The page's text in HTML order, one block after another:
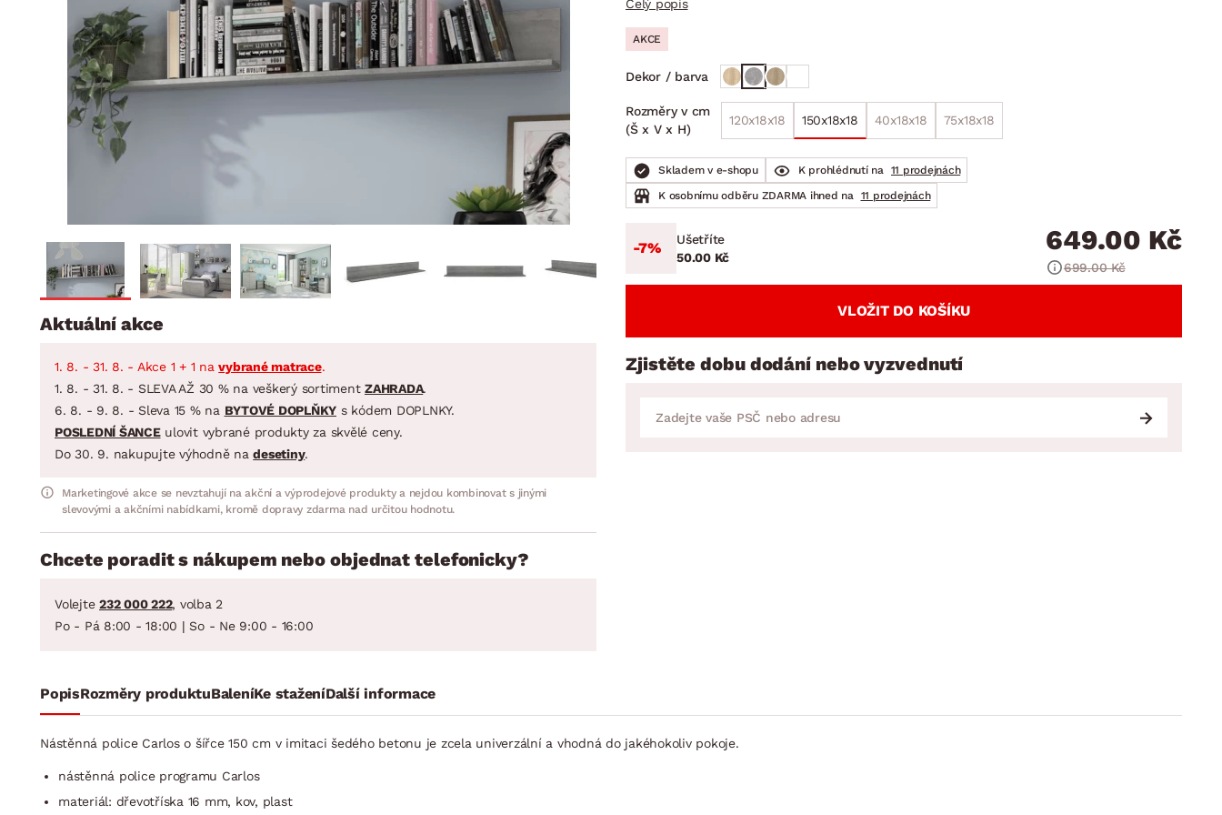
Dětský pokoj
Předsíň, šatna a chodba
Kuchyně
Koupelna
BYTOVÝ TEXTIL
Přikrývky
Polštáře
Koberce
Závěsy a žaluzie
STOLOVÁNÍ A VAŘENÍ
Jídelní servis
Příbory
DOMÁCÍ SPOTŘEBIČE
Koupelnové sestavy
Jídelní sestavy
Zahradní sestavy
Celý popis
AKCE
Dekor / barva
Rozměry v cm
(Š x V x H)
120x18x18 150x18x18 40x18x18 75x18x18
Skladem v e-shopu K prohlédnutí na 11 prodejnách
K osobnímu odběru ZDARMA ihned na 11 prodejnách
-7%
Ušetříte
50.00 Kč
649.00 Kč
699.00 Kč
VLOŽIT DO KOŠÍKU
Zjistěte dobu dodání nebo vyzvednutí
Aktuální akce
1. 8. - 31. 8. - Akce 1 + 1 navybrané matrace.
1. 8. - 31. 8. - SLEVA AŽ 30 % na veškerý sortiment ZAHRADA.
6. 8. - 9. 8. - Sleva 15 % na BYTOVÉ DOPLŇKY s kódem DOPLNKY.
POSLEDNÍ ŠANCEulovit vybrané produkty za skvělé ceny.
Do 30. 9. nakupujte výhodně nadesetiny.
Marketingové akce se nevztahují na akční a výprodejové produkty a nejdou kombinovat s jinými
slevovými a akčními nabídkami, kromě dopravy zdarma nad určitou hodnotu.
Chcete poradit s nákupem nebo objednat telefonicky?
Volejte 232 000 222, volba 2
Po - Pá 8:00 - 18:00 | So - Ne 9:00 - 16:00
PopisRozměry produktuBaleníKe staženíDalší informace
Nástěnná police Carlos o šířce 150 cm v imitaci šedého betonu je zcela univerzální a vhodná do jakéhokoliv pokoje.
nástěnná police programu Carlos
materiál: dřevotříska 16 mm, kov, plast